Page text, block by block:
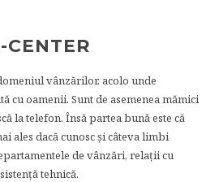
vânzărilor, acolo unde
cu oamenii. Sunt de asemenea mămici
la telefon. Însă partea bună este că
ales dacă cunosc și câteva limbi
de vânzări, relații cu
tehnică.